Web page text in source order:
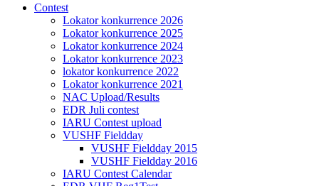
Contest
Lokator konkurrence 2026
Lokator konkurrence 2025
Lokator konkurrence 2024
Lokator konkurrence 2023
lokator konkurrence 2022
Lokator konkurrence 2021
NAC Upload/Results
EDR Juli contest
IARU Contest upload
VUSHF Fieldday
VUSHF Fieldday 2015
VUSHF Fieldday 2016
IARU Contest Calendar